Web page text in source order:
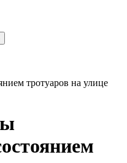
тротуаров на улице